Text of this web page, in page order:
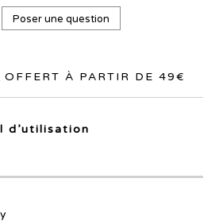
Poser une question
OFFERT À PARTIR DE 49€
d’utilisation